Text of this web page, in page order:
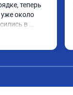
теперь
уже около
в